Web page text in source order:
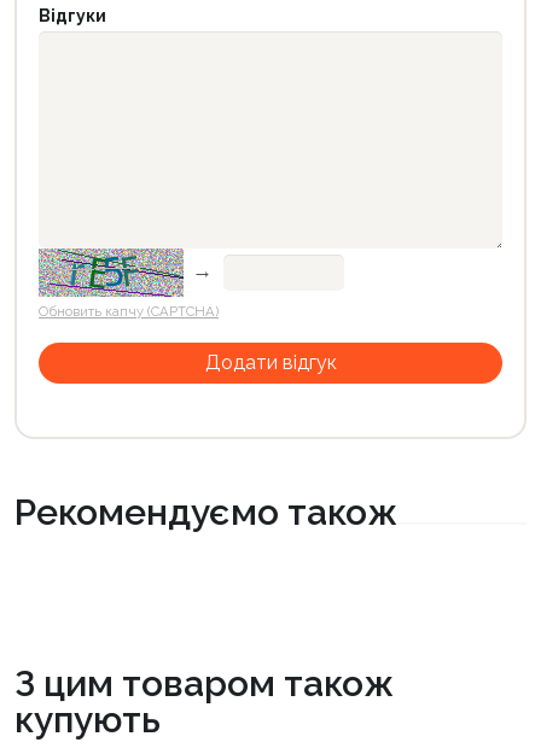
Відгуки
→
Обновить капчу (CAPTCHA)
Рекомендуємо також
З цим товаром також
купують